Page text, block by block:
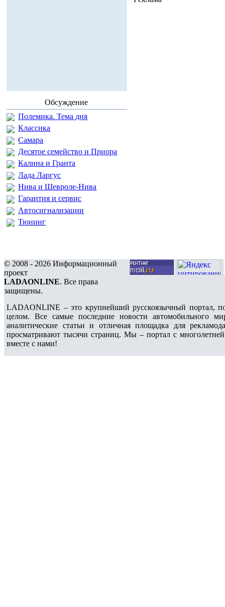
Обсуждение
Полемика. Тема дня
Классика
Самара
Десятое семейство и Приора
Калина и Гранта
Лада Ларгус
Нива и Шевроле-Нива
Гарантия и сервис
Автосигнализации
Тюнинг
© 2008 - 2026 Информационный
проект
LADAONLINE. Все права
защищены.
LADAONLINE – это крупнейший русскоязычный портал,
целом. Все самые последние новости автомобильного
аналитические статьи и отличная площадка для
просматривают тысячи страниц. Мы – портал с
вместе с нами!